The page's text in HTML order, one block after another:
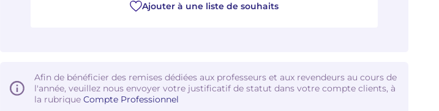
Ajouter à une liste de souhaits
Afin de bénéficier des remises dédiées aux professeurs et aux revendeurs au cours de
l'année, veuillez nous envoyer votre justificatif de statut dans votre compte clients, à
la rubrique Compte Professionnel